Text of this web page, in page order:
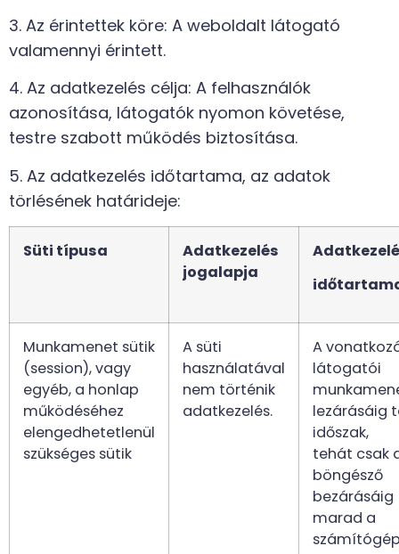
3. Az érintettek köre: A weboldalt látogató
valamennyi érintett.
4. Az adatkezelés célja: A felhasználók
azonosítása, látogatók nyomon követése,
testre szabott működés biztosítása.
5. Az adatkezelés időtartama, az adatok
törlésének határideje:
Süti típusa
Adatkezelés
jogalapja
Munkamenet sütik
(session), vagy
egyéb, a honlap
működéséhez
elengedhetetlenül
szükséges sütik
A süti
használatával
nem történik
adatkezelés.
A
látogatói
lezárásáig
időszak,
tehát csak
böngésző
bezárásáig
marad a